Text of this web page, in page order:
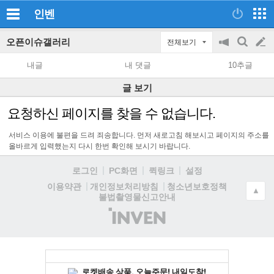
인벤
오픈이슈갤러리 전체보기
공
지
on/off
검
색
글
쓰
기
내글 내 댓글 10추글
글 보기
요청하신 페이지를 찾을 수 없습니다.
서비스 이용에 불편을 드려 죄송합니다. 먼저 새로고침 해보시고 페이지의 주소를
올바르게 입력했는지 다시 한번 확인해 보시기 바랍니다.
로그인 PC화면 퀵링크
설정
이용약관
개인정보처리방침
청소년보호정책
불법촬영물신고안내
(주)
인
▲